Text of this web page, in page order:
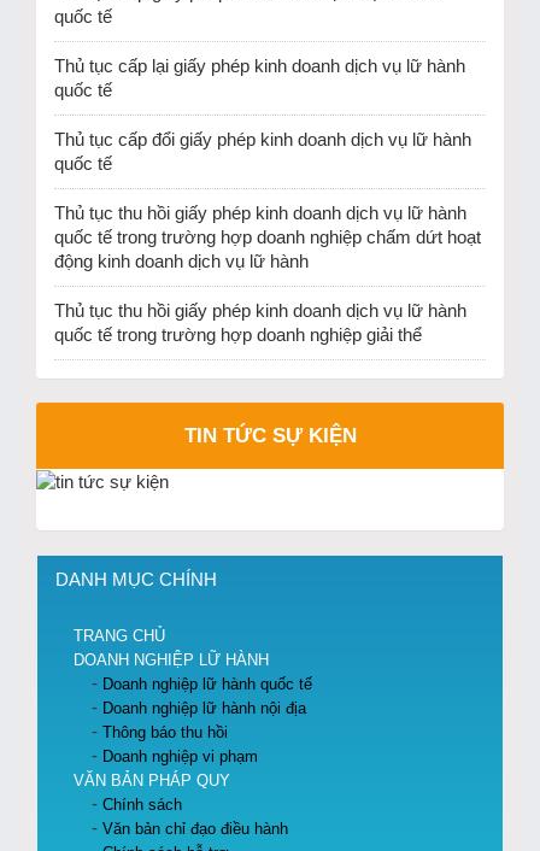
quốc tế
Thủ tục cấp lại giấy phép kinh doanh dịch vụ lữ hành
quốc tế
Thủ tục cấp đổi giấy phép kinh doanh dịch vụ lữ hành
quốc tế
Thủ tục thu hồi giấy phép kinh doanh dịch vụ lữ hành
quốc tế trong trường hợp doanh nghiệp chấm dứt hoạt
động kinh doanh dịch vụ lữ hành
Thủ tục thu hồi giấy phép kinh doanh dịch vụ lữ hành
quốc tế trong trường hợp doanh nghiệp giải thể
TIN TỨC SỰ KIỆN
DANH MỤC CHÍNH
TRANG CHỦ
DOANH NGHIỆP LỮ HÀNH
Doanh nghiệp lữ hành quốc tế
Doanh nghiệp lữ hành nội địa
Thông báo thu hồi
Doanh nghiệp vi phạm
VĂN BẢN PHÁP QUY
Chính sách
Văn bản chỉ đạo điều hành